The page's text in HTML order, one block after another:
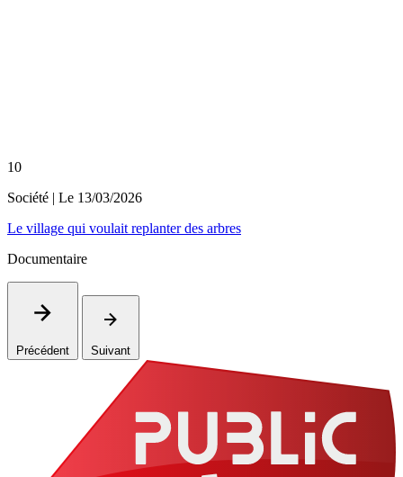
10
Société | Le 13/03/2026
Le village qui voulait replanter des arbres
Documentaire
Précédent Suivant